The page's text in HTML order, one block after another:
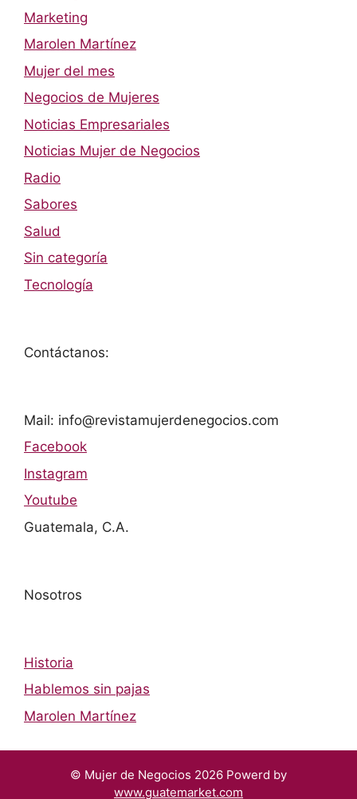
Marketing
Marolen Martínez
Mujer del mes
Negocios de Mujeres
Noticias Empresariales
Noticias Mujer de Negocios
Radio
Sabores
Salud
Sin categoría
Tecnología
Contáctanos:
Mail: info@revistamujerdenegocios.com
Facebook
Instagram
Youtube
Guatemala, C.A.
Nosotros
Historia
Hablemos sin pajas
Marolen Martínez
© Mujer de Negocios 2026 Powerd by
www.guatemarket.com